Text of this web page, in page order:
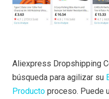
Aliexpress Dropshipping
búsqueda para agilizar su
Producto proceso. Puede